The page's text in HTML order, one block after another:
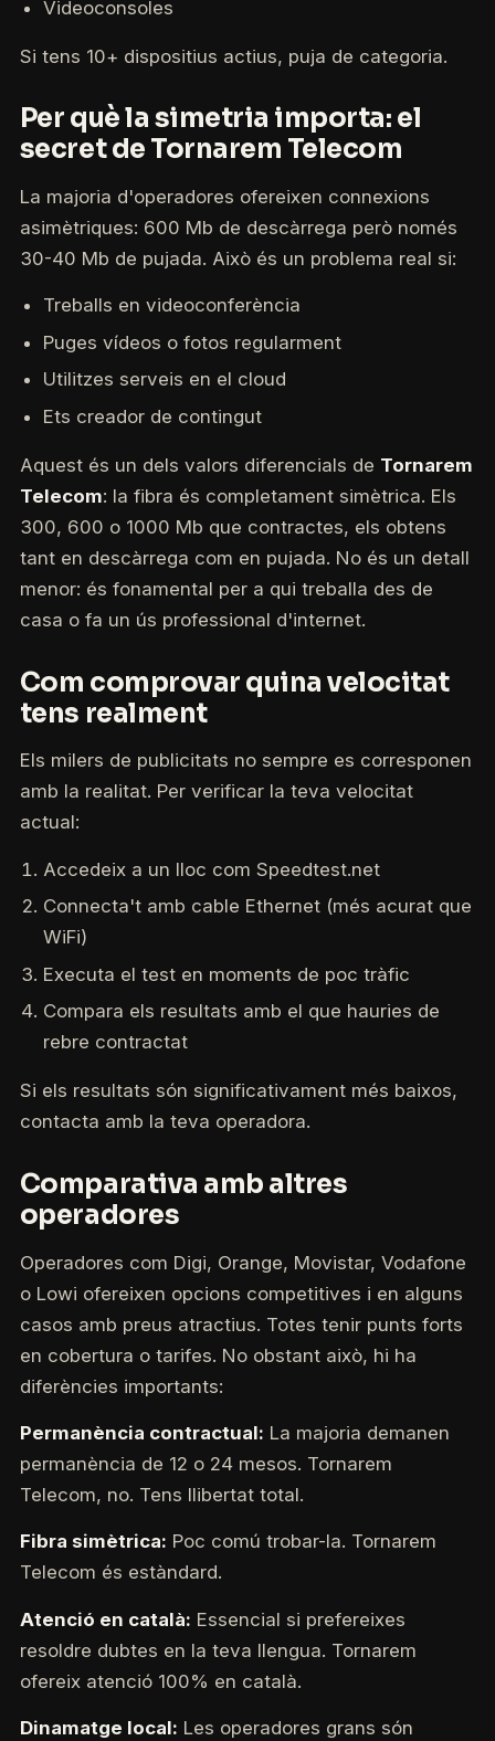
Videoconsoles
Si tens 10+ dispositius actius, puja de categoria.
Per què la simetria importa: el
secret de Tornarem Telecom
La majoria d'operadores ofereixen connexions
asimètriques: 600 Mb de descàrrega però només
30-40 Mb de pujada. Això és un problema real si:
Treballs en videoconferència
Puges vídeos o fotos regularment
Utilitzes serveis en el cloud
Ets creador de contingut
Aquest és un dels valors diferencials de Tornarem
Telecom: la fibra és completament simètrica. Els
300, 600 o 1000 Mb que contractes, els obtens
tant en descàrrega com en pujada. No és un detall
menor: és fonamental per a qui treballa des de
casa o fa un ús professional d'internet.
Com comprovar quina velocitat
tens realment
Els milers de publicitats no sempre es corresponen
amb la realitat. Per verificar la teva velocitat
actual:
Accedeix a un lloc com Speedtest.net
Connecta't amb cable Ethernet (més acurat que
WiFi)
Executa el test en moments de poc tràfic
Compara els resultats amb el que hauries de
rebre contractat
Si els resultats són significativament més baixos,
contacta amb la teva operadora.
Comparativa amb altres
operadores
Operadores com Digi, Orange, Movistar, Vodafone
o Lowi ofereixen opcions competitives i en alguns
casos amb preus atractius. Totes tenir punts forts
en cobertura o tarifes. No obstant això, hi ha
diferències importants:
Permanència contractual: La majoria demanen
permanència de 12 o 24 mesos. Tornarem
Telecom, no. Tens llibertat total.
Fibra simètrica: Poc comú trobar-la. Tornarem
Telecom és estàndard.
Atenció en català: Essencial si prefereixes
resoldre dubtes en la teva llengua. Tornarem
ofereix atenció 100% en català.
Dinamatge local: Les operadores grans són